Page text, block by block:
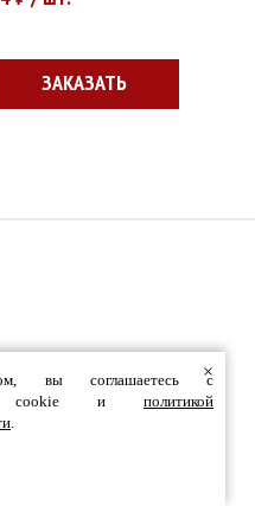
ЗАКАЗАТЬ
×
вы соглашаетесь с
cookie и политикой
.
ЗДАНИЙ
/ 2019-2026 / Информация,
на сайте, не является публичной